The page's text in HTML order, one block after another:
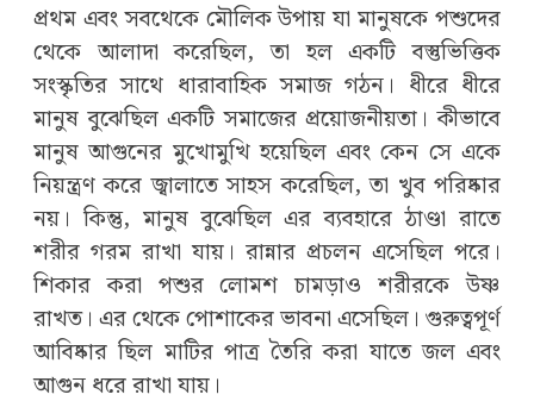
প্রথম এবং সবথেকে মৌলিক উপায় যা মানুষকে পশুদের
থেকে আলাদা করেছিল, তা হল একটি বস্তুভিত্তিক
সংস্কৃতির সাথে ধারাবাহিক সমাজ গঠন। ধীরে ধীরে
মানুষ বুঝেছিল একটি সমাজের প্রয়োজনীয়তা। কীভাবে
মানুষ আগুনের মুখোমুখি হয়েছিল এবং কেন সে একে
নিয়ন্ত্রণ করে জ্বালাতে সাহস করেছিল, তা খুব পরিষ্কার
নয়। কিন্তু, মানুষ বুঝেছিল এর ব্যবহারে ঠাণ্ডা রাতে
শরীর গরম রাখা যায়। রান্নার প্রচলন এসেছিল পরে।
শিকার করা পশুর লোমশ চামড়াও শরীরকে উষ্ণ
রাখত। এর থেকে পোশাকের ভাবনা এসেছিল। গুরুত্বপূর্ণ
আবিষ্কার ছিল মাটির পাত্র তৈরি করা যাতে জল এবং
আগুন ধরে রাখা যায়।